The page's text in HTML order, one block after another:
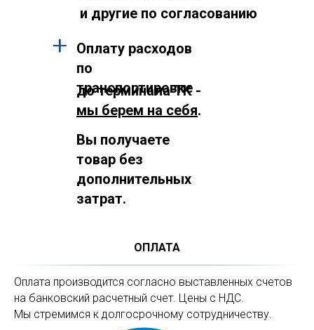
Оплату расходов
по
транспортировке
Вы получаете
товар без
дополнительных
затрат.
и другие по согласованию
до терминала ТК -
мы берем на себя.
ОПЛАТА
Оплата производится согласно выставленных счетов
на банковский расчетный счет. Цены с НДС.
Мы стремимся к долгосрочному сотрудничеству.